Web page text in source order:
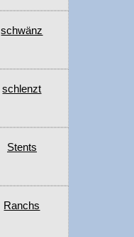
schwänz
schlenzt
Stents
Ranchs